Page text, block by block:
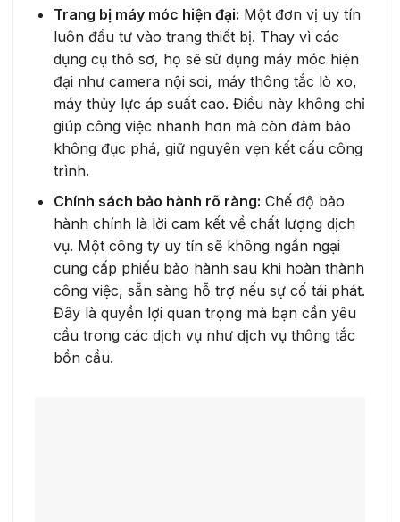
Trang bị máy móc hiện đại: Một đơn vị uy tín
luôn đầu tư vào trang thiết bị. Thay vì các
dụng cụ thô sơ, họ sẽ sử dụng máy móc hiện
đại như camera nội soi, máy thông tắc lò xo,
máy thủy lực áp suất cao. Điều này không chỉ
giúp công việc nhanh hơn mà còn đảm bảo
không đục phá, giữ nguyên vẹn kết cấu công
trình.
Chính sách bảo hành rõ ràng: Chế độ bảo
hành chính là lời cam kết về chất lượng dịch
vụ. Một công ty uy tín sẽ không ngần ngại
cung cấp phiếu bảo hành sau khi hoàn thành
công việc, sẵn sàng hỗ trợ nếu sự cố tái phát.
Đây là quyền lợi quan trọng mà bạn cần yêu
cầu trong các dịch vụ như dịch vụ thông tắc
bồn cầu.